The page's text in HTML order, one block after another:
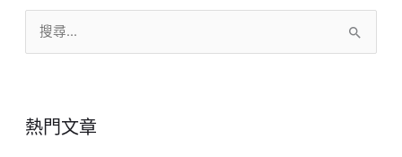
字
熱門文章